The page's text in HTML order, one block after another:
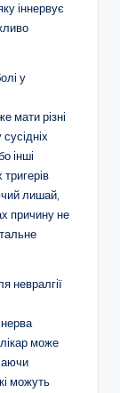
іннервує
у
мати різні
інші
лишай,
причину не
невралгії
нерва
може
можуть